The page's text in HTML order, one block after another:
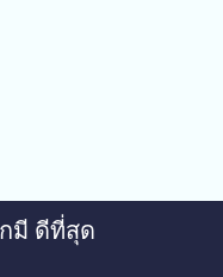
มี ดีที่สุด